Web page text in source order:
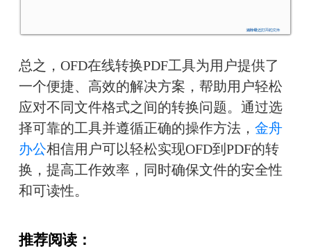
总之，OFD在线转换PDF工具为用户提供了
一个便捷、高效的解决方案，帮助用户轻松
应对不同文件格式之间的转换问题。通过选
择可靠的工具并遵循正确的操作方法， 金舟
办公相信用户可以轻松实现OFD到PDF的转
换，提高工作效率，同时确保文件的安全性
和可读性。
推荐阅读：